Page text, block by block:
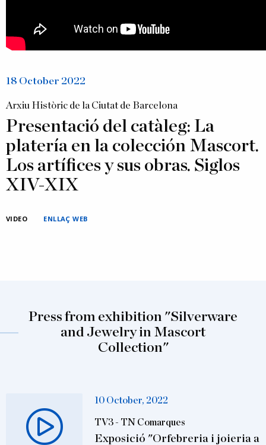
18 October 2022
Arxiu Històric de la Ciutat de Barcelona
Presentació del catàleg: La
platería en la colección Mascort.
Los artífices y sus obras. Siglos
XIV-XIX
VIDEO ENLLAÇ WEB
Press from exhibition "Silverware
and Jewelry in Mascort
Collection"
10 October, 2022
TV3 - TN Comarques
Exposició "Orfebreria i joieria a